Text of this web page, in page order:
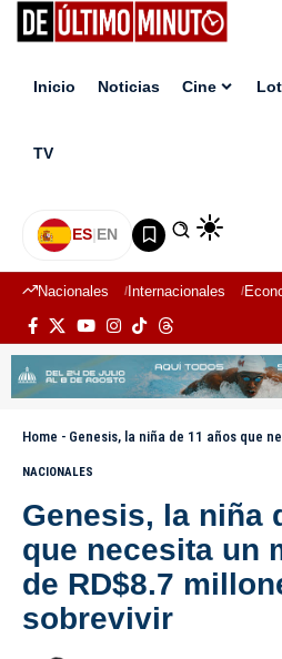
Inicio Noticias Cine
TV
ES|EN
Nacionales Internacionales
Home - Genesis, la niña de 11 años que necesita un
NACIONALES
Genesis, la niña
que necesita un
de RD$8.7
sobrevivir